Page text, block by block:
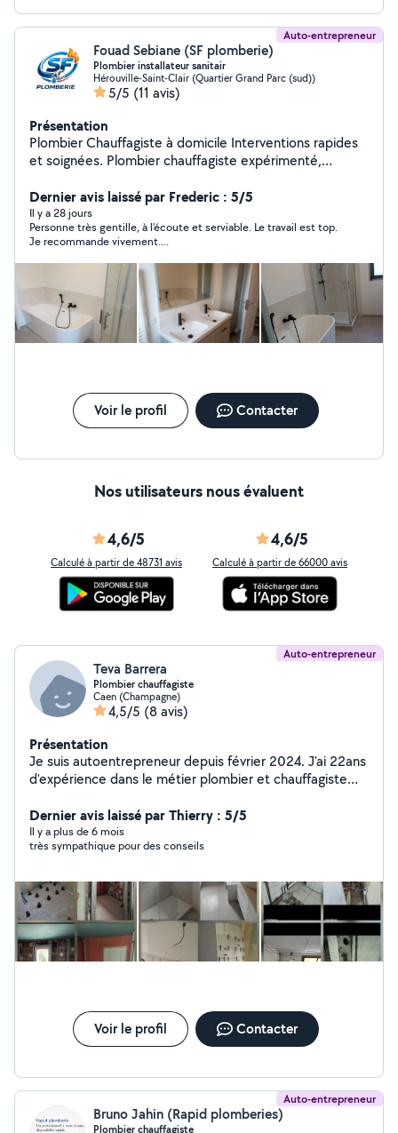
Auto-entrepreneur
Fouad Sebiane (SF plomberie)
Plombier installateur sanitair
Hérouville-Saint-Clair (Quartier Grand Parc (sud))
5/5 (11 avis)
Présentation
Plombier Chauffagiste à domicile Interventions rapides
et soignées. Plombier chauffagiste expérimenté,
travaux de plomberie et chauffage. Prestations
proposées : Réparation de fuites, remplacement de
robinets, WC, joints , ect Remplacement de radiateurs,
chauffe-eau, ballon d'eau chaude , pompe a chaleur
Installation et remplacement d'équipements sanitaires
et de chauffages Dépannage et conseils personnalisés
Engagements : Travail propre et rigoureux Devis gratuit
Réactivité et ponctualité Respect des normes et de
votre espace Merci de faire appel à mes services, votre
Dernier avis laissé par Frederic : 5/5
Il y a 28 jours
Personne très gentille, à l'écoute et serviable. Le travail est top.
Je recommande vivement....
Voir le profil Contacter
Nos utilisateurs nous évaluent
4,6/5
Calculé à partir de 48731 avis
4,6/5
Calculé à partir de 66000 avis
Auto-entrepreneur
Teva Barrera
Plombier chauffagiste
Caen (Champagne)
4,5/5 (8 avis)
Présentation
Je suis autoentrepreneur depuis février 2024. J'ai 22ans
d'expérience dans le métier plombier et chauffagiste
gaz condensation pour l'installation. J'ai acquis une
expérience sur la rénovation intérieur, carrelage,
faïence, placoplâtre, chape. J'aimerais vous
finaliser. Chaque signature de contrat aura la garantie
de 2 ans .
Dernier avis laissé par Thierry : 5/5
Il y a plus de 6 mois
très sympathique pour des conseils
Voir le profil Contacter
Auto-entrepreneur
Bruno Jahin (Rapid plomberies)
Plombier chauffagiste